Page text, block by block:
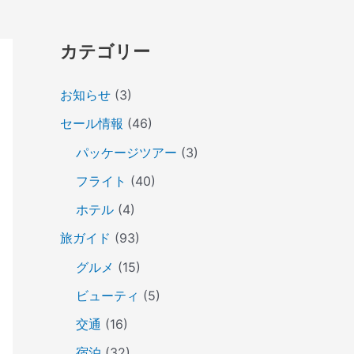
カテゴリー
お知らせ (3)
セール情報 (46)
パッケージツアー (3)
フライト (40)
ホテル (4)
旅ガイド (93)
グルメ (15)
ビューティ (5)
交通 (16)